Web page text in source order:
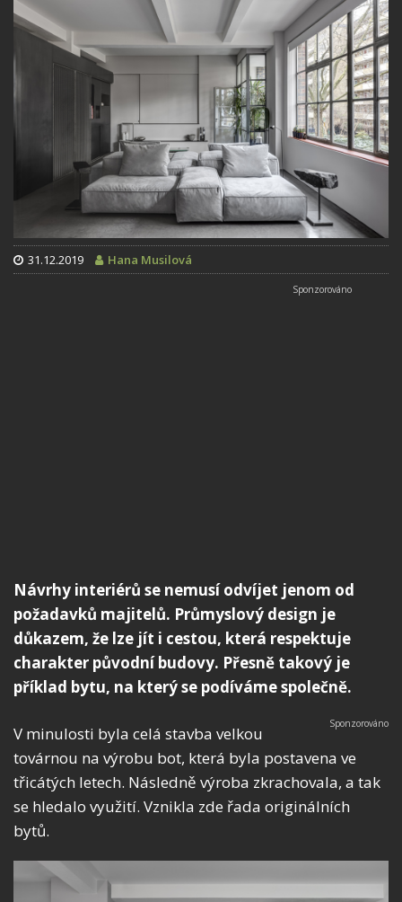
31.12.2019 Hana Musilová
Návrhy interiérů se nemusí odvíjet jenom od
požadavků majitelů. Průmyslový design je
důkazem, že lze jít i cestou, která respektuje
charakter původní budovy. Přesně takový je
příklad bytu, na který se podíváme společně.
V minulosti byla celá stavba velkou
továrnou na výrobu bot, která byla postavena ve
třicátých letech. Následně výroba zkrachovala, a tak
se hledalo využití. Vznikla zde řada originálních
bytů.